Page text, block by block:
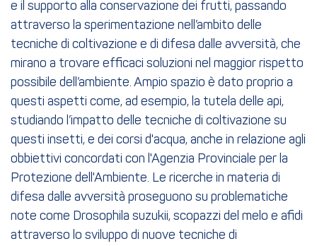
e il supporto alla conservazione dei frutti, passando
attraverso la sperimentazione nell’ambito delle
tecniche di coltivazione e di difesa dalle avversità, che
mirano a trovare efficaci soluzioni nel maggior rispetto
possibile dell’ambiente. Ampio spazio è dato proprio a
questi aspetti come, ad esempio, la tutela delle api,
studiando l’impatto delle tecniche di coltivazione su
questi insetti, e dei corsi d'acqua, anche in relazione agli
obbiettivi concordati con l'Agenzia Provinciale per la
Protezione dell'Ambiente. Le ricerche in materia di
difesa dalle avversità proseguono su problematiche
note come Drosophila suzukii, scopazzi del melo e afidi
attraverso lo sviluppo di nuove tecniche di